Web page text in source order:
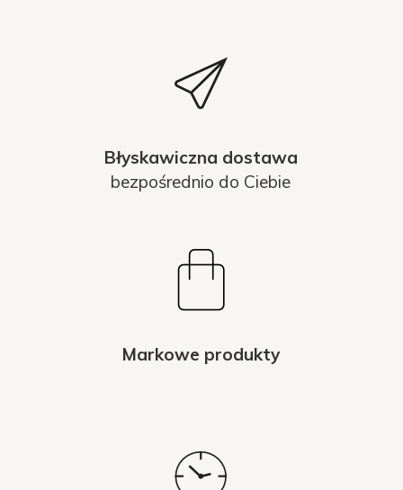
Błyskawiczna dostawa
bezpośrednio do Ciebie
Markowe produkty